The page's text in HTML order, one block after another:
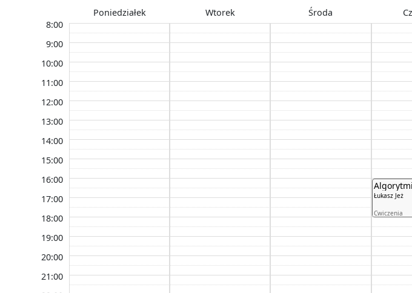
Poniedziałek
8:00
9:00
10:00
11:00
12:00
13:00
14:00
15:00
16:00
17:00
18:00
19:00
20:00
21:00
Wtorek Środa
Łukasz Jeż
Ćwiczenia